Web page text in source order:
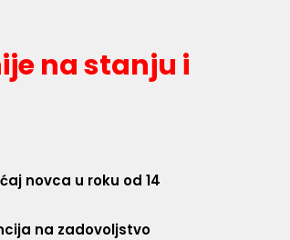
na stanju i
novca u roku od 14
na zadovoljstvo